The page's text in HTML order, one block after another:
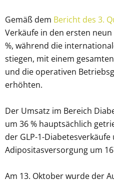
Gemäß dem Bericht des 3.
Verkäufe in den ersten
%, während die
stiegen, mit einem
und die operativen
erhöhten.
Der Umsatz im Bereich
um 36 % hauptsächlich
der GLP-1-
Adipositasversorgung um
Am 13. Oktober wurde der